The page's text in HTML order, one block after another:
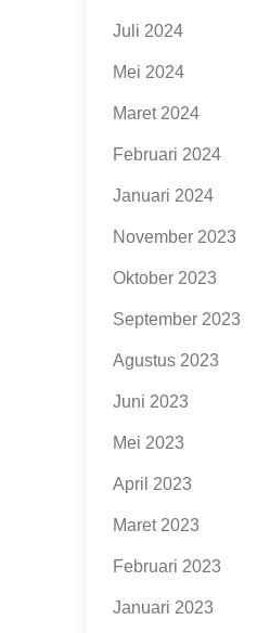
Juli 2024
Mei 2024
Maret 2024
Februari 2024
Januari 2024
November 2023
Oktober 2023
September 2023
Agustus 2023
Juni 2023
Mei 2023
April 2023
Maret 2023
Februari 2023
Januari 2023